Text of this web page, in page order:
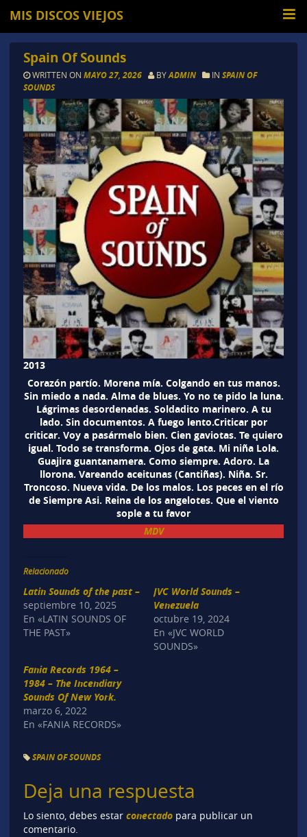
MIS DISCOS VIEJOS
Spain Of Sounds
WRITTEN ON MAYO 27, 2026 BYADMIN IN SPAIN OF
SOUNDS
2013
Corazón partío. Morena mía. Colgando en tus manos.
Sin miedo a nada. Alma de blues. Yo no te pido la luna.
Lágrimas desordenadas. Soldadito marinero. A tu
lado. Sin documentos. A fuego lento.Criticar por
criticar. Voy a pasármelo bien. Cien gaviotas. Te quiero
igual. Todo se transforma. Ojos de gata. Mi niña Lola.
Guajira guantanamera. Como siempre. Adoro. La
llorona. Vareando aceitunas (Cantiñas). Niña. Sr.
Troncoso. Nueva vida. De los malos. Los peces en el río
de Siempre Asi. Reina de los angelotes. Que el viento
sople a tu favor
MDV
Relacionado
Latin Sounds of the past –
septiembre 10, 2025
En «LATIN SOUNDS OF
THE PAST»
JVC World Sounds –
Venezuela
octubre 19, 2024
En «JVC WORLD
SOUNDS»
Fania Records 1964 –
1984 – The Incendiary
Sounds Of New York.
marzo 6, 2022
En «FANIA RECORDS»
SPAIN OF SOUNDS
Deja una respuesta
Lo siento, debes estar conectadopara publicar un
comentario.